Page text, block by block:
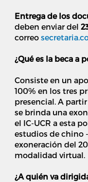
Entrega de los
deben enviar del
correo
¿Qué es la beca a
Consiste en un
100% en los tres
presencial. A
se brinda una
el IC-UCR a esta
estudios de chino
exoneración del
modalidad virtual.
¿A quién va